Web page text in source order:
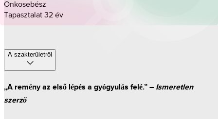
Onkosebész
Tapasztalat 32 év
A szakterületről
„A remény az első lépés a gyógyulás felé.” – Ismeretlen
szerző